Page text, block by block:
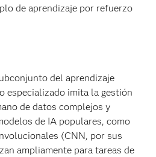
de aprendizaje por refuerzo
del aprendizaje
especializado imita la gestión
de datos complejos y
de IA populares, como
(CNN, por sus
ampliamente para tareas de